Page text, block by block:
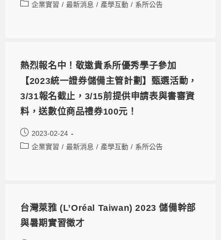
企業實習 / 最新消息 / 產學互動 / 系所公告
熱烈報名中！敬邀貴系所優秀學子參加
【2023統一證券儲備主管計劃】甄選活動，
3/31報名截止，3/15前提供申請表與書審資
料，送數位商品禮券100元！
2023-02-24
企業實習 / 最新消息 / 產學互動 / 系所公告
台灣萊雅 (L’Oréal Taiwan) 2023 儲備幹部
與暑期實習徵才